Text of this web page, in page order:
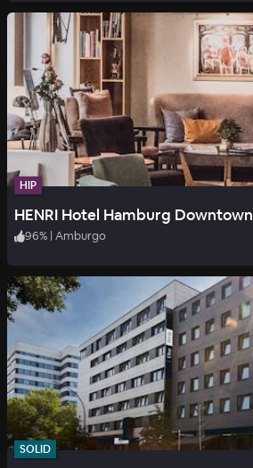
HIP
HENRI Hotel Hamburg Downtown
96% | Amburgo
SOLID